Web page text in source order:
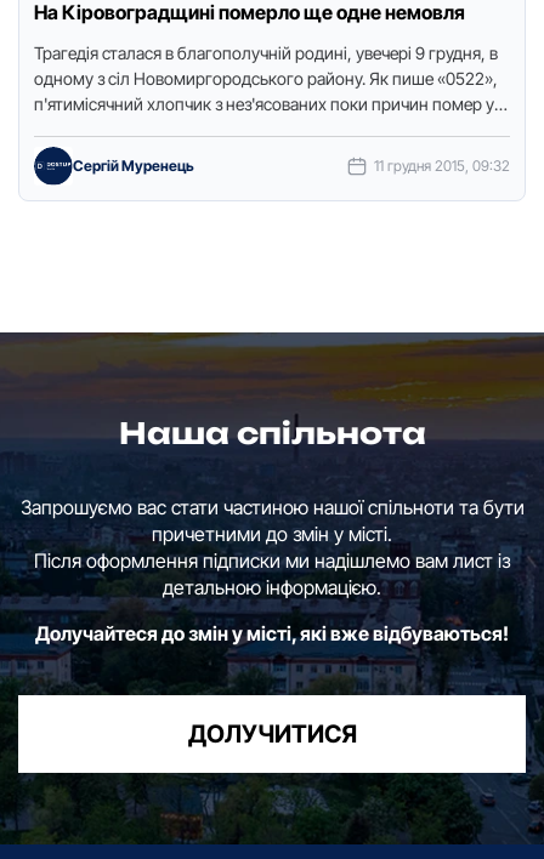
На Кіровоградщині померло ще одне немовля
Трагедія сталася в благополучній родині, увечері 9 грудня, в
одному з сіл Новомиргородського району. Як пише «0522»,
п'ятимісячний хлопчик з нез'ясованих поки причин помер у
Сергій Муренець 11 грудня 2015, 09:32
Наша спільнота
Запрошуємо вас стати частиною нашої спільноти та бути
причетними до змін у місті.
Після оформлення підписки ми надішлемо вам лист із
детальною інформацією.
Долучайтеся до змін у місті, які вже відбуваються!
ДОЛУЧИТИСЯ